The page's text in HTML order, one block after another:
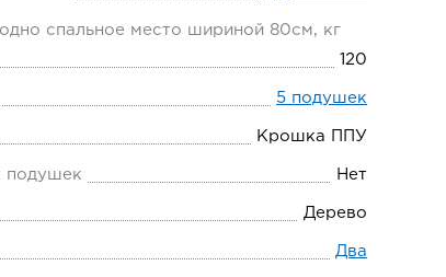
спальное место шириной 80см, кг
120
5 подушек
Крошка ППУ
подушек Нет
Дерево
Два